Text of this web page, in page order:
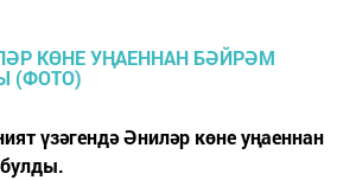
үзәгендә Әниләр көне уңаеннан